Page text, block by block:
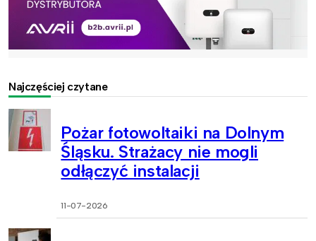
Najczęściej czytane
Pożar fotowoltaiki na Dolnym
Śląsku. Strażacy nie mogli
odłączyć instalacji
11-07-2026